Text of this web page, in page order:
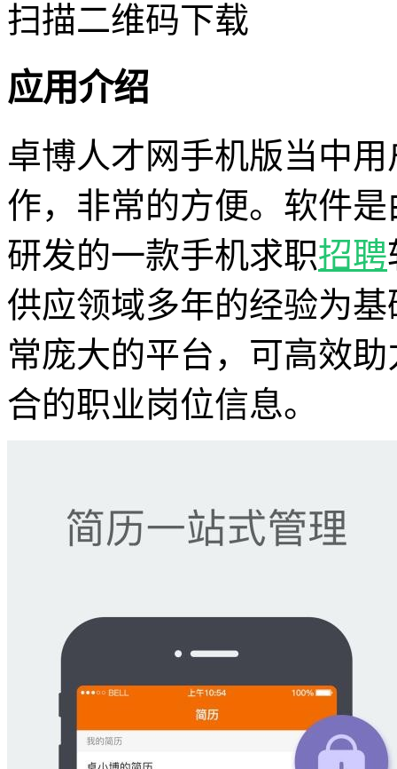
扫描二维码下载
应用介绍
卓博人才网手机版当中
作，非常的方便。软件
研发的一款手机求职招聘
供应领域多年的经验为
常庞大的平台，可高效
合的职业岗位信息。